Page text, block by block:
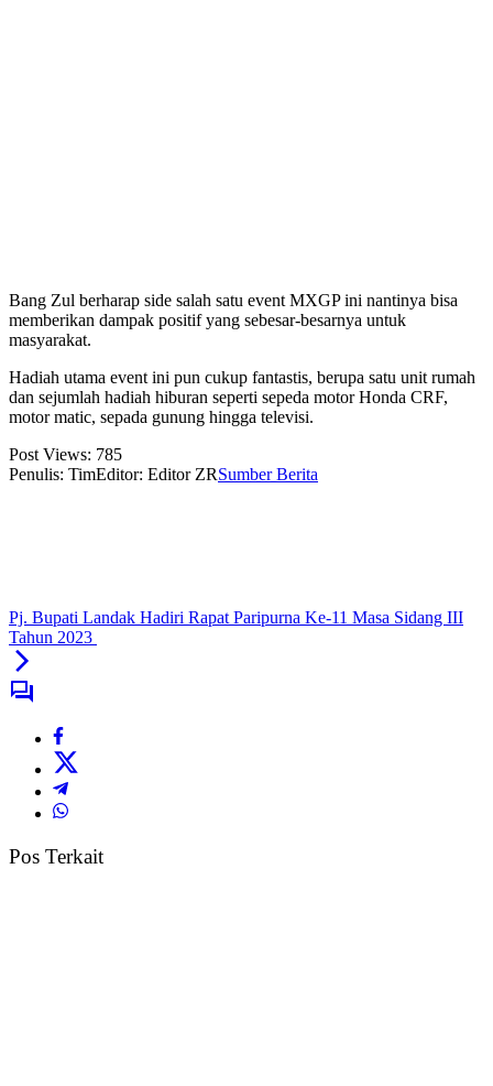
Bang Zul berharap side salah satu event MXGP ini nantinya bisa
memberikan dampak positif yang sebesar-besarnya untuk
masyarakat.
Hadiah utama event ini pun cukup fantastis, berupa satu unit rumah
dan sejumlah hadiah hiburan seperti sepeda motor Honda CRF,
motor matic, sepada gunung hingga televisi.
Post Views: 785
Penulis: TimEditor: Editor ZRSumber Berita
Pj. Bupati Landak Hadiri Rapat Paripurna Ke-11 Masa Sidang III
Tahun 2023
Pos Terkait